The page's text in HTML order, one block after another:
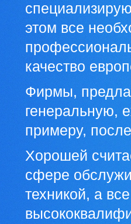
этом все
качество
Фирмы,
генеральную,
примеру,
Хорошей
сфере
техникой, а